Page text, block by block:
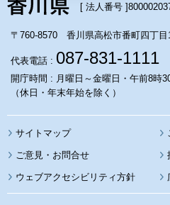
[ 法人番号 ]
〒760-8570 香川県高松市番町四丁目
代表電話 : 087-831-1111
開庁時間 : 月曜日～金曜日・午前8時
（休日・年末年始を除く）
サイトマップ
ウェブアクセシビリティ方針